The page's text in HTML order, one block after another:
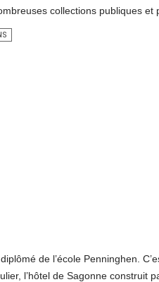
collections publiques
de l’école Penninghen.
l’hôtel de Sagonne